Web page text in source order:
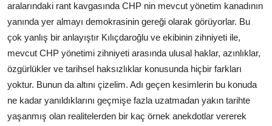
aralarındaki rant kavgasında CHP nin mevcut yönetim kanadının
yanında yer almayı demokrasinin gereği olarak görüyorlar. Bu
çok yanlış bir anlayıştır Kılıçdaroğlu ve ekibinin zihniyeti ile,
mevcut CHP yönetimi zihniyeti arasında ulusal haklar, azınlıklar,
özgürlükler ve tarihsel haksızlıklar konusunda hiçbir farkları
yoktur. Bunun da altını çizelim. Adı geçen kesimlerin bu konuda
ne kadar yanıldıklarını geçmişe fazla uzatmadan yakın tarihte
yaşanmış olan realitelerden bir kaç örnek anekdotlar vererek